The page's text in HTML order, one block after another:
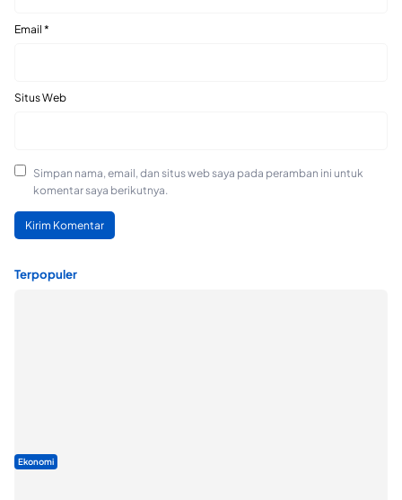
Email *
Situs Web
Simpan nama, email, dan situs web saya pada peramban ini untuk
komentar saya berikutnya.
Terpopuler
Ekonomi